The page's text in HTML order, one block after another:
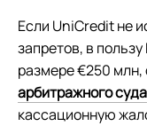
Если UniCredit не
запретов, в
размере €250 млн,
арбитражного суда
кассационную